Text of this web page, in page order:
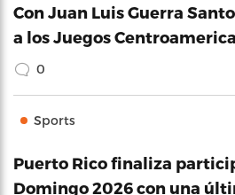
Con Juan Luis Guerra
a los Juegos
0
Sports
Puerto Rico finaliza
Domingo 2026 con una